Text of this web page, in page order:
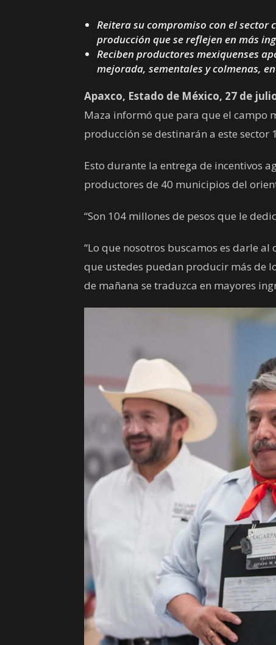
Reitera su compromiso con el sector
producción que se reflejen en más
Reciben productores mexiquenses
mejorada, sementales y colmenas,
Apaxco, Estado de México, 27 de
Maza informó que para que el campo
producción se destinarán a este sector
Esto durante la entrega de incentivos
productores de 40 municipios del
“Son 104 millones de pesos que le
“Lo que nosotros buscamos es darle
que ustedes puedan producir más de
de mañana se traduzca en mayores